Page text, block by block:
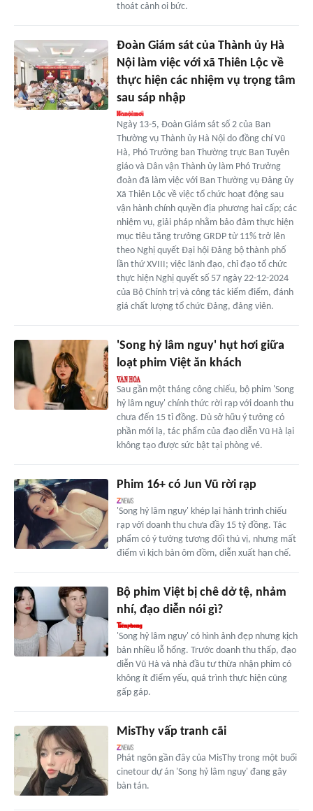
thoát cảnh oi bức.
Đoàn Giám sát của Thành ủy Hà
Nội làm việc với xã Thiên Lộc về
thực hiện các nhiệm vụ trọng tâm
sau sáp nhập
Ngày 13-5, Đoàn Giám sát số 2 của Ban
Thường vụ Thành ủy Hà Nội do đồng chí Vũ
Hà, Phó Trưởng ban Thường trực Ban Tuyên
giáo và Dân vận Thành ủy làm Phó Trưởng
đoàn đã làm việc với Ban Thường vụ Đảng ủy
Xã Thiên Lộc về việc tổ chức hoạt động sau
vận hành chính quyền địa phương hai cấp; các
nhiệm vụ, giải pháp nhằm bảo đảm thực hiện
mục tiêu tăng trưởng GRDP từ 11% trở lên
theo Nghị quyết Đại hội Đảng bộ thành phố
lần thứ XVIII; việc lãnh đạo, chỉ đạo tổ chức
thực hiện Nghị quyết số 57 ngày 22-12-2024
của Bộ Chính trị và công tác kiểm điểm, đánh
giá chất lượng tổ chức Đảng, đảng viên.
'Song hỷ lâm nguy' hụt hơi giữa
loạt phim Việt ăn khách
Sau gần một tháng công chiếu, bộ phim 'Song
hỷ lâm nguy' chính thức rời rạp với doanh thu
chưa đến 15 tỉ đồng. Dù sở hữu ý tưởng có
phần mới lạ, tác phẩm của đạo diễn Vũ Hà lại
không tạo được sức bật tại phòng vé.
Phim 16+ có Jun Vũ rời rạp
'Song hỷ lâm nguy' khép lại hành trình chiếu
rạp với doanh thu chưa đầy 15 tỷ đồng. Tác
phẩm có ý tưởng tương đối thú vị, nhưng mất
điểm vì kịch bản ôm đồm, diễn xuất hạn chế.
Bộ phim Việt bị chê dở tệ, nhảm
nhí, đạo diễn nói gì?
'Song hỷ lâm nguy' có hình ảnh đẹp nhưng kịch
bản nhiều lỗ hổng. Trước doanh thu thấp, đạo
diễn Vũ Hà và nhà đầu tư thừa nhận phim có
không ít điểm yếu, quá trình thực hiện cũng
gấp gáp.
MisThy vấp tranh cãi
Phát ngôn gần đây của MisThy trong một buổi
cinetour dự án 'Song hỷ lâm nguy' đang gây
bàn tán.